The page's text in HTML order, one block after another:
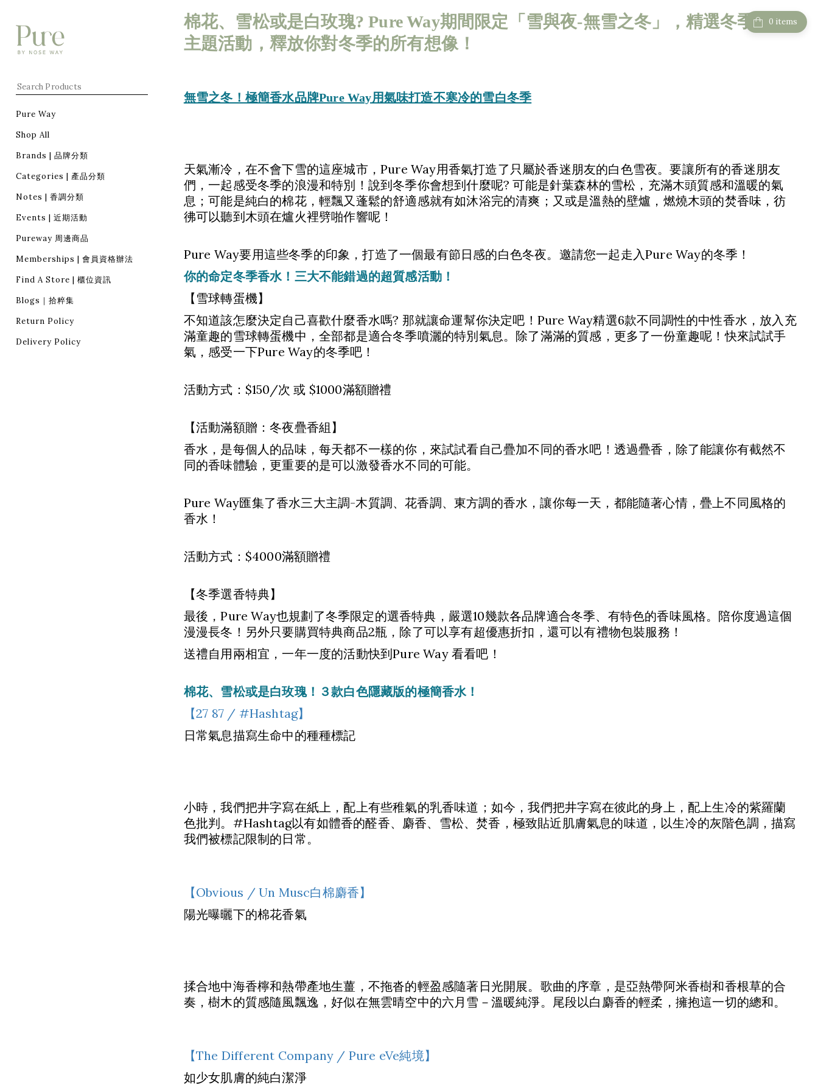
Pure Way
Shop All
Brands | 品牌分類
Categories | 產品分類
Notes | 香調分類
Events | 近期活動
Pureway 周邊商品
Memberships | 會員資格辦法
Find A Store | 櫃位資訊
Blogs｜拾粹集
Return Policy
Delivery Policy
items
棉花、雪松或是白玫瑰? Pure Way期間限定「雪與夜-無雪之冬」，精選冬季香水
主題活動，釋放你對冬季的所有想像！
無雪之冬！極簡香水品牌Pure Way用氣味打造不寒冷的雪白冬季
天氣漸冷，在不會下雪的這座城市，Pure Way用香氣打造了只屬於香迷朋友的白色雪夜。要讓所有的香迷朋友
們，一起感受冬季的浪漫和特別！說到冬季你會想到什麼呢? 可能是針葉森林的雪松，充滿木頭質感和溫暖的氣
息；可能是純白的棉花，輕飄又蓬鬆的舒適感就有如沐浴完的清爽；又或是溫熱的壁爐，燃燒木頭的焚香味，彷
彿可以聽到木頭在爐火裡劈啪作響呢！
Pure Way要用這些冬季的印象，打造了一個最有節日感的白色冬夜。邀請您一起走入Pure Way的冬季！
你的命定冬季香水！三大不能錯過的超質感活動！
【雪球轉蛋機】
不知道該怎麼決定自己喜歡什麼香水嗎? 那就讓命運幫你決定吧！Pure Way精選6款不同調性的中性香水，放入充
滿童趣的雪球轉蛋機中，全部都是適合冬季噴灑的特別氣息。除了滿滿的質感，更多了一份童趣呢！快來試試手
氣，感受一下Pure Way的冬季吧！
活動方式：$150/次 或 $1000滿額贈禮
【活動滿額贈：冬夜疊香組】
香水，是每個人的品味，每天都不一樣的你，來試試看自己疊加不同的香水吧！透過疊香，除了能讓你有截然不
同的香味體驗，更重要的是可以激發香水不同的可能。
Pure Way匯集了香水三大主調-木質調、花香調、東方調的香水，讓你每一天，都能隨著心情，疊上不同風格的
香水！
活動方式：$4000滿額贈禮
【冬季選香特典】
最後，Pure Way也規劃了冬季限定的選香特典，嚴選10幾款各品牌適合冬季、有特色的香味風格。陪你度過這個
漫漫長冬！另外只要購買特典商品2瓶，除了可以享有超優惠折扣，還可以有禮物包裝服務！
送禮自用兩相宜，一年一度的活動快到Pure Way 看看吧！
棉花、雪松或是白玫瑰！３款白色隱藏版的極簡香水！
【27 87 / #Hashtag】
日常氣息描寫生命中的種種標記
小時，我們把井字寫在紙上，配上有些稚氣的乳香味道；如今，我們把井字寫在彼此的身上，配上生冷的紫羅蘭
色批判。#Hashtag以有如體香的醛香、麝香、雪松、焚香，極致貼近肌膚氣息的味道，以生冷的灰階色調，描寫
我們被標記限制的日常。
【Obvious / Un Musc白棉麝香】
陽光曝曬下的棉花香氣
揉合地中海香檸和熱帶產地生薑，不拖沓的輕盈感隨著日光開展。歌曲的序章，是亞熱帶阿米香樹和香根草的合
奏，樹木的質感隨風飄逸，好似在無雲晴空中的六月雪－溫暖純淨。尾段以白麝香的輕柔，擁抱這一切的總和。
【The Different Company / Pure eVe純境】
如少女肌膚的純白潔淨